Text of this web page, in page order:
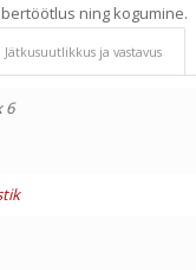
ning kogumine.
Jätkusuutlikkus ja vastavus
6